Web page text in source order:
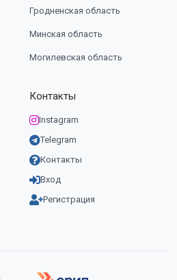
Гродненская область
Минская область
Могилевская область
Контакты
Instagram
Telegram
Контакты
Вход
Регистрация